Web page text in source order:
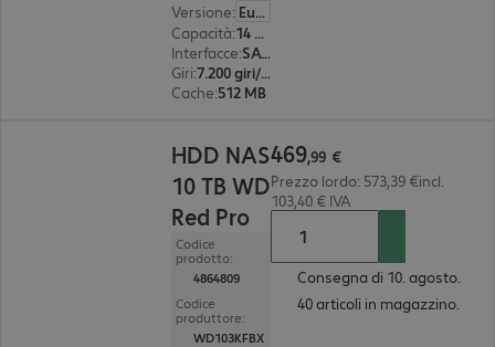
Versione:
Europa
Capacità:
14 TB
Interfacce:
SATA 3.0 (6 Gbit/s) 8,9 cm (3,5")
Giri:
7.200 giri/min.
Cache:512 MB
HDD NAS
10 TB WD
Red Pro
Codice
prodotto:
4864809
Codice
produttore:
WD103KFBX
469,99 €
Prezzo lordo: 573,39 €incl.
103,40 € IVA
Consegna di 10. agosto.
40 articoli in magazzino.